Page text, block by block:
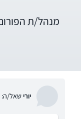
מנהל/ת
יורישאל/ה: